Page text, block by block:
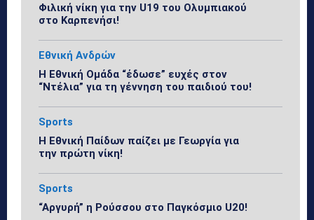
Φιλική νίκη για την U19 του Ολυμπιακού
στο Καρπενήσι!
Εθνική Ανδρών
Η Εθνική Ομάδα “έδωσε” ευχές στον
“Ντέλια” για τη γέννηση του παιδιού του!
Sports
Η Εθνική Παίδων παίζει με Γεωργία για
την πρώτη νίκη!
Sports
“Αργυρή” η Ρούσσου στο Παγκόσμιο U20!